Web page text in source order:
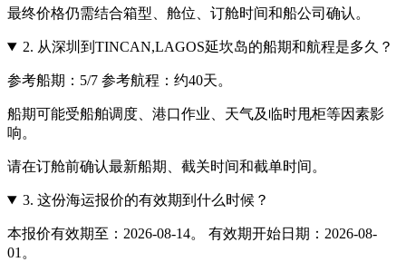
最终价格仍需结合箱型、舱位、订舱时间和船公司确认。
2. 从深圳到TINCAN,LAGOS延坎岛的船期和航程是多久？
参考船期：5/7 参考航程：约40天。
船期可能受船舶调度、港口作业、天气及临时甩柜等因素影
响。
请在订舱前确认最新船期、截关时间和截单时间。
3. 这份海运报价的有效期到什么时候？
本报价有效期至：2026-08-14。 有效期开始日期：2026-08-
01。